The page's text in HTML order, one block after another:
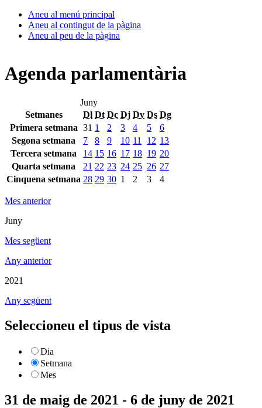
Aneu al menú principal
Aneu al contingut de la pàgina
Aneu al peu de la pàgina
Agenda parlamentària
Juny
Setmanes
Dl Dt Dc Dj Dv Ds Dg
Primera setmana 31 1 2 3 4 5
6
Segona setmana
7 8 9 10 11 12 13
Tercera setmana
14 15 16 17 18 19 20
Quarta setmana
21 22 23 24 25 26 27
Cinquena setmana 28 29 30 1 2 3 4
Mes anterior
Juny
Mes següent
Any anterior
2021
Any següent
Seleccioneu el tipus de vista
Dia
Setmana
Mes
31 de maig de 2021 - 6 de juny de 2021